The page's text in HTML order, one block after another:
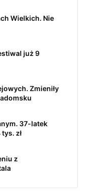
Wielkich. Nie
już 9
Zmieniły
37-latek
zł
z